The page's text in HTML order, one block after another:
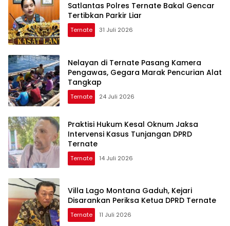
Satlantas Polres Ternate Bakal Gencar
Tertibkan Parkir Liar
Ternate 31 Juli 2026
Nelayan di Ternate Pasang Kamera
Pengawas, Gegara Marak Pencurian Alat
Tangkap
Ternate 24 Juli 2026
Praktisi Hukum Kesal Oknum Jaksa
Intervensi Kasus Tunjangan DPRD
Ternate
Ternate 14 Juli 2026
Villa Lago Montana Gaduh, Kejari
Disarankan Periksa Ketua DPRD Ternate
Ternate 11 Juli 2026